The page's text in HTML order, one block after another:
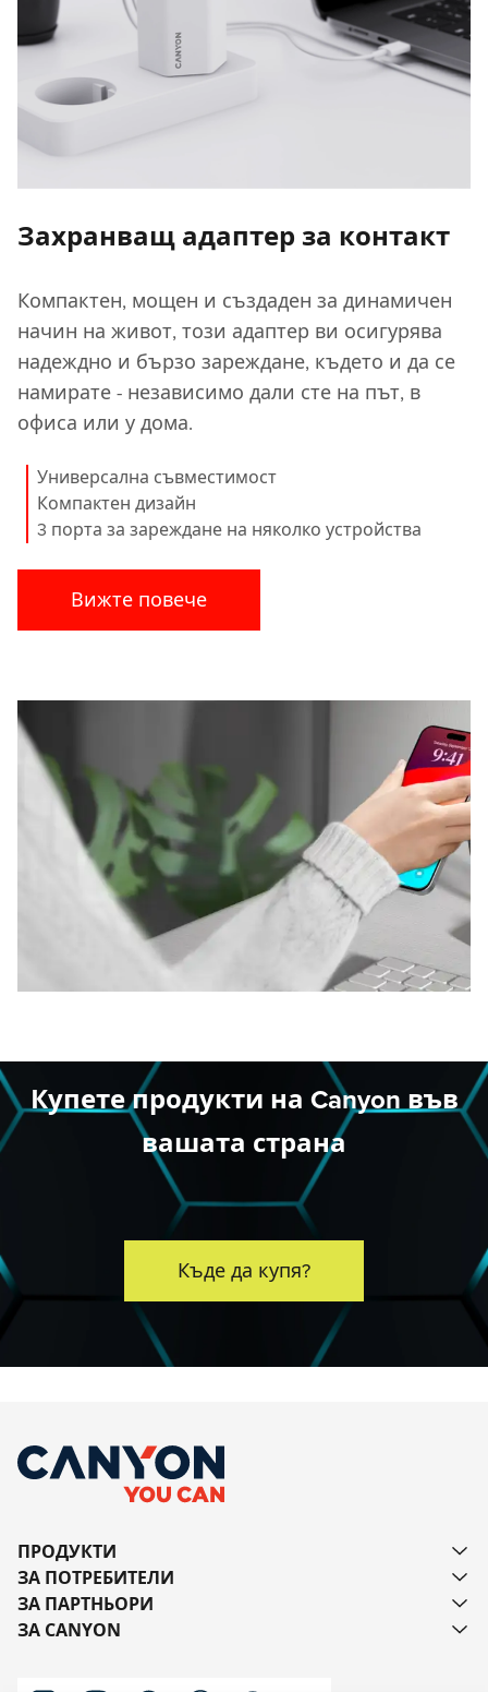
Захранващ адаптер за контакт
Компактен, мощен и създаден за динамичен
начин на живот, този адаптер ви осигурява
надеждно и бързо зареждане, където и да се
намирате - независимо дали сте на път, в
офиса или у дома.
Универсална съвместимост
Компактен дизайн
3 порта за зареждане на няколко устройства
Вижте повече
Купете продукти на Canyon във
вашата страна
Къде да купя?
ПРОДУКТИ
ЗА ПОТРЕБИТЕЛИ
ЗА ПАРТНЬОРИ
ЗА CANYON